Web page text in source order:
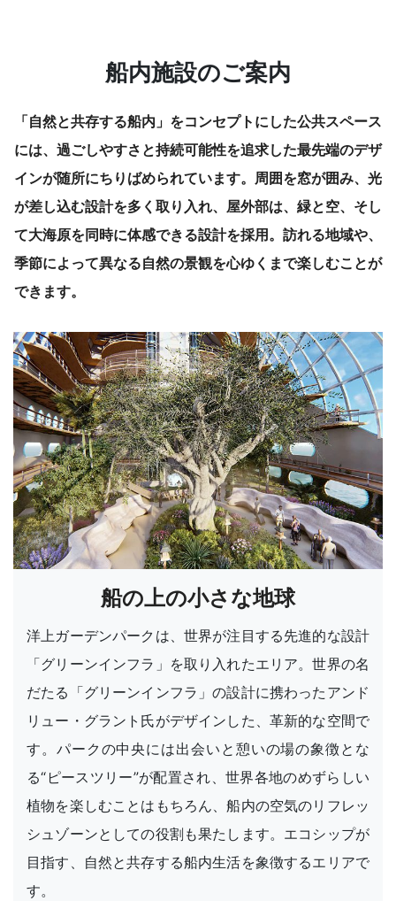
船内施設のご案内
「自然と共存する船内」をコンセプトにした公共スペース
には、過ごしやすさと持続可能性を追求した最先端のデザ
インが随所にちりばめられています。周囲を窓が囲み、光
が差し込む設計を多く取り入れ、屋外部は、緑と空、そし
て大海原を同時に体感できる設計を採用。訪れる地域や、
季節によって異なる自然の景観を心ゆくまで楽しむことが
できます。
船の上の小さな地球
洋上ガーデンパークは、世界が注目する先進的な設計
「グリーンインフラ」を取り入れたエリア。世界の名
だたる「グリーンインフラ」の設計に携わったアンド
リュー・グラント氏がデザインした、革新的な空間で
す。パークの中央には出会いと憩いの場の象徴とな
る“ピースツリー”が配置され、世界各地のめずらしい
植物を楽しむことはもちろん、船内の空気のリフレッ
シュゾーンとしての役割も果たします。エコシップが
目指す、自然と共存する船内生活を象徴するエリアで
す。